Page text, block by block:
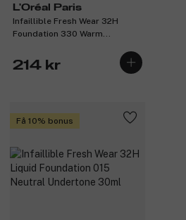
L'Oréal Paris
Infaillible Fresh Wear 32H
Foundation 330 Warm
214 kr
Få 10% bonus